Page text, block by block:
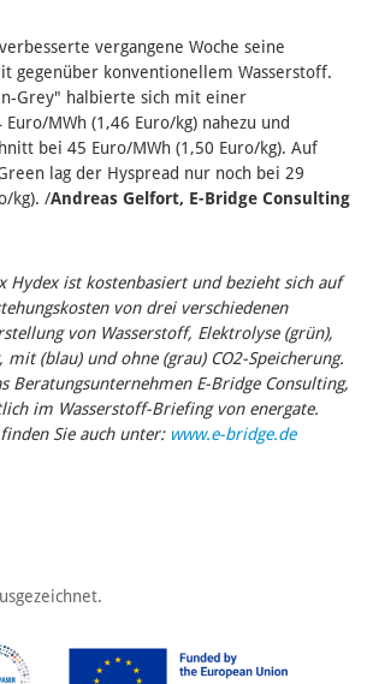
vergangene Woche seine
gegenüber konventionellem Wasserstoff.
Grey" halbierte sich mit einer
MWh (1,46 Euro/kg) nahezu und
bei 45 Euro/MWh (1,50 Euro/kg). Auf
lag der Hyspread nur noch bei 29
kg). /Andreas Gelfort, E-Bridge Consulting
Hydex ist kostenbasiert und bezieht sich auf
von drei verschiedenen
von Wasserstoff, Elektrolyse (grün),
(blau) und ohne (grau) CO2-Speicherung.
Beratungsunternehmen E-Bridge Consulting,
im Wasserstoff-Briefing von energate.
Sie auch unter: www.e-bridge.de